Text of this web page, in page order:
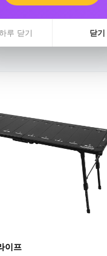
이프
루 닫기 닫기